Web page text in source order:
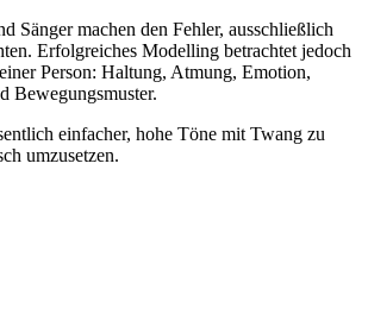
Sänger machen den Fehler, ausschließlich
Erfolgreiches Modelling betrachtet jedoch
Person: Haltung, Atmung, Emotion,
Bewegungsmuster.
einfacher, hohe Töne mit Twang zu
umzusetzen.